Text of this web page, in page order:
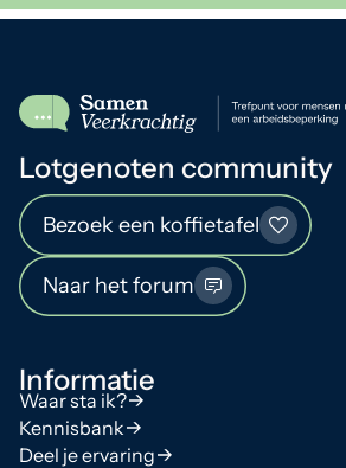
Lotgenoten community
Bezoek een koffietafel
Naar het forum
Informatie
Waar sta ik?
Kennisbank
Deel je ervaring